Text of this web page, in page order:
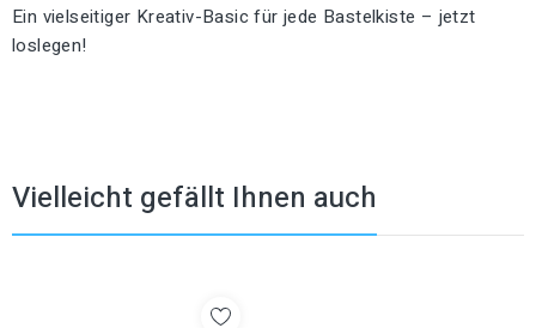
Ein vielseitiger Kreativ-Basic für jede Bastelkiste – jetzt
loslegen!
Vielleicht gefällt Ihnen auch